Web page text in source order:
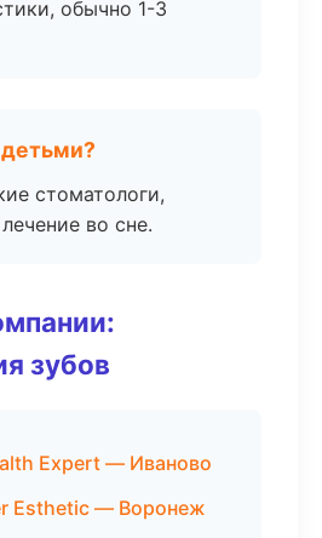
обычно 1-3
стоматологи,
во сне.
зубов
Expert — Иваново
Esthetic — Воронеж